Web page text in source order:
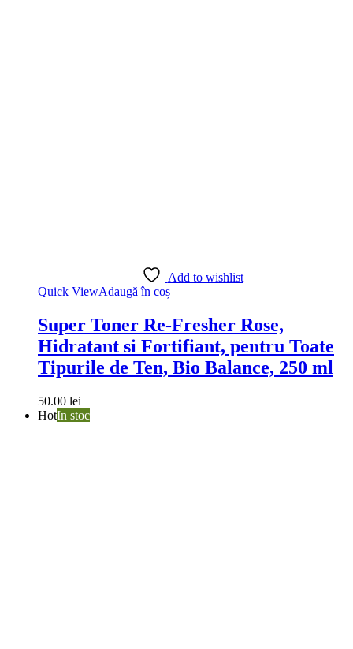
Add to wishlist
Quick ViewAdaugă în coș
Super Toner Re-Fresher Rose,
Hidratant si Fortifiant, pentru Toate
Tipurile de Ten, Bio Balance, 250 ml
50.00 lei
HotIn stoc